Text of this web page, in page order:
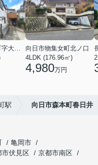
向日市物集女町北ノ口
4LDK (176.96㎡)
4,980万円
駅 向日市森本町春日井
亀岡市
市伏見区
京都市南区